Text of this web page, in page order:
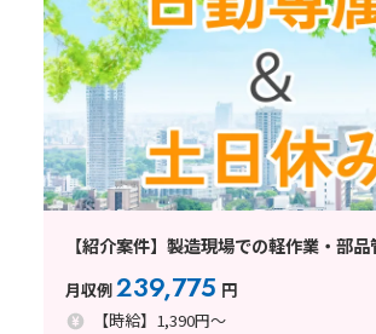
【紹介案件】製造現場での軽作業・部
月収例239,775 円
【時給】1,390円～